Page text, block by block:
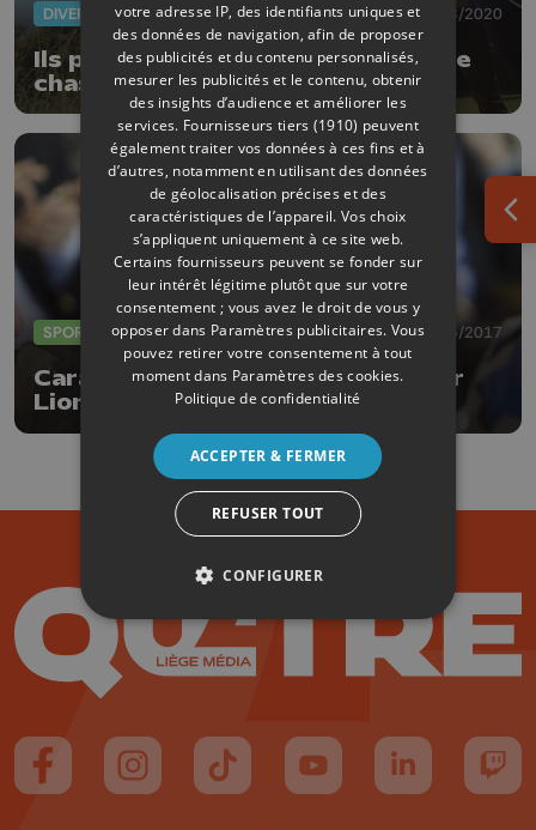
DIVERS 07/08/2020
Ils préparent l'examen pratique de
chasse à Verlaine
SPORTS 11/06/2017
Carabine : belle performance pour
Lionel Cox
Suivez-nous sur FaceBook
Suivez-nous sur Instagram
Suivez-nous sur TikTok
Suivez-nous sur YouTube
Suivez-nous
votre adresse IP, des identifiants uniques et
des données de navigation, afin de proposer
des publicités et du contenu personnalisés,
mesurer les publicités et le contenu, obtenir
des insights d’audience et améliorer les
services. Fournisseurs tiers (1910) peuvent
également traiter vos données à ces fins et à
d’autres, notamment en utilisant des données
de géolocalisation précises et des
caractéristiques de l’appareil. Vos choix
s’appliquent uniquement à ce site web.
Certains fournisseurs peuvent se fonder sur
leur intérêt légitime plutôt que sur votre
consentement ; vous avez le droit de vous y
opposer dans Paramètres publicitaires. Vous
pouvez retirer votre consentement à tout
moment dans Paramètres des cookies.
Politique de confidentialité
ACCEPTER & FERMER
REFUSER TOUT
CONFIGURER